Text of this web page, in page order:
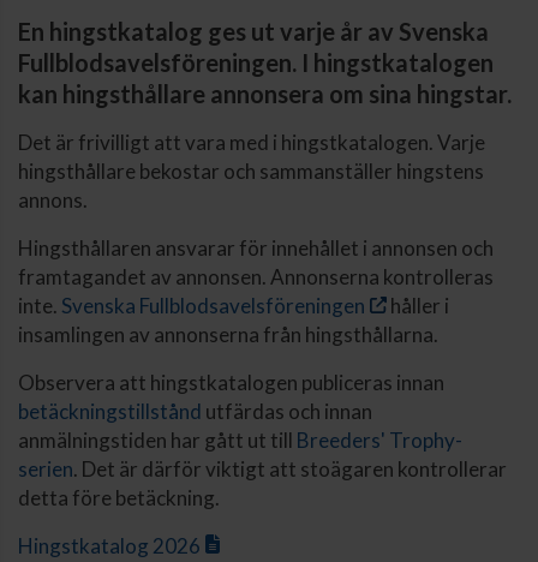
En hingstkatalog ges ut varje år av Svenska
Fullblodsavelsföreningen. I hingstkatalogen
kan hingsthållare annonsera om sina hingstar.
Det är frivilligt att vara med i hingstkatalogen. Varje
hingsthållare bekostar och sammanställer hingstens
annons.
Hingsthållaren ansvarar för innehållet i annonsen och
framtagandet av annonsen. Annonserna kontrolleras
inte. Svenska Fullblodsavelsföreningen
håller i
insamlingen av annonserna från hingsthållarna.
Observera att hingstkatalogen publiceras innan
betäckningstillstånd utfärdas och innan
anmälningstiden har gått ut till Breeders' Trophy-
serien. Det är därför viktigt att stoägaren kontrollerar
detta före betäckning.
Hingstkatalog 2026